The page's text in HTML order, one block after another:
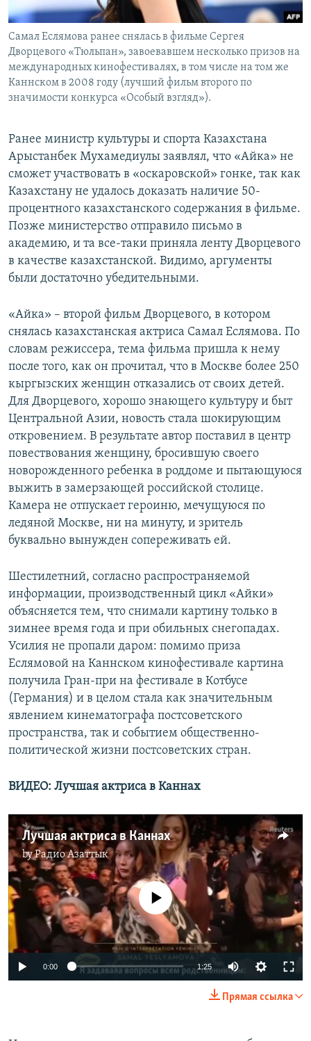
Самал Еслямова ранее снялась в фильме Сергея
Дворцевого «Тюльпан», завоевавшем несколько призов на
международных кинофестивалях, в том числе на том же
Каннском в 2008 году (лучший фильм второго по
значимости конкурса «Особый взгляд»).
Ранее министр культуры и спорта Казахстана
Арыстанбек Мухамедиулы заявлял, что «Айка» не
сможет участвовать в «оскаровской» гонке, так как
Казахстану не удалось доказать наличие 50-
процентного казахстанского содержания в фильме.
Позже министерство отправило письмо в
академию, и та все-таки приняла ленту Дворцевого
в качестве казахстанской. Видимо, аргументы
были достаточно убедительными.
«Айка» – второй фильм Дворцевого, в котором
снялась казахстанская актриса Самал Еслямова. По
словам режиссера, тема фильма пришла к нему
после того, как он прочитал, что в Москве более 250
кыргызских женщин отказались от своих детей.
Для Дворцевого, хорошо знающего культуру и быт
Центральной Азии, новость стала шокирующим
откровением. В результате автор поставил в центр
повествования женщину, бросившую своего
новорожденного ребенка в роддоме и пытающуюся
выжить в замерзающей российской столице.
Камера не отпускает героиню, мечущуюся по
ледяной Москве, ни на минуту, и зритель
буквально вынужден сопереживать ей.
Шестилетний, согласно распространяемой
информации, производственный цикл «Айки»
объясняется тем, что снимали картину только в
зимнее время года и при обильных снегопадах.
Усилия не пропали даром: помимо приза
Еслямовой на Каннском кинофестивале картина
получила Гран-при на фестивале в Котбусе
(Германия) и в целом стала как значительным
явлением кинематографа постсоветского
пространства, так и событием общественно-
политической жизни постсоветских стран.
ВИДЕО: Лучшая актриса в Каннах
Лучшая актриса в Каннах
byРадио Азаттык
No media source currently available
0:00 1:25
Прямая ссылка